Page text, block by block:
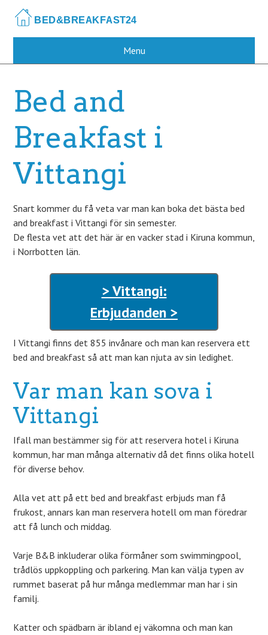
main
Menu
Bed and
Breakfast i
Vittangi
Snart kommer du få veta var man kan boka det bästa bed
and breakfast i Vittangi för sin semester.
De flesta vet att det här är en vacker stad i Kiruna kommun,
i Norrbotten län.
> Vittangi:
Erbjudanden >
I Vittangi finns det 855 invånare och man kan reservera ett
bed and breakfast så att man kan njuta av sin ledighet.
Var man kan sova i
Vittangi
Ifall man bestämmer sig för att reservera hotel i Kiruna
kommun, har man många alternativ då det finns olika hotell
för diverse behov.
Alla vet att på ett bed and breakfast erbjuds man få
frukost, annars kan man reservera hotell om man föredrar
att få lunch och middag.
Varje B&B inkluderar olika förmåner som swimmingpool,
trådlös uppkoppling och parkering. Man kan välja typen av
rummet baserat på hur många medlemmar man har i sin
familj.
Katter och spädbarn är ibland ej väkomna och man kan